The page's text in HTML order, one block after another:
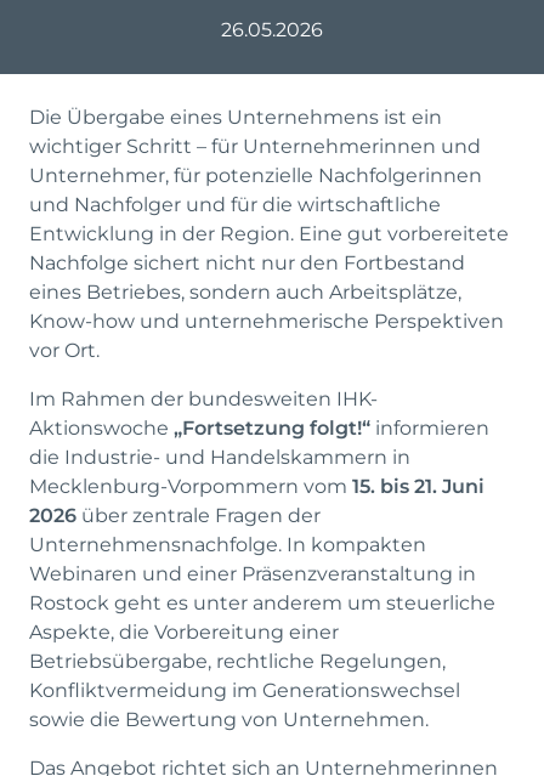
26.05.2026
Die Übergabe eines Unternehmens ist ein
wichtiger Schritt – für Unternehmerinnen und
Unternehmer, für potenzielle Nachfolgerinnen
und Nachfolger und für die wirtschaftliche
Entwicklung in der Region. Eine gut vorbereitete
Nachfolge sichert nicht nur den Fortbestand
eines Betriebes, sondern auch Arbeitsplätze,
Know-how und unternehmerische Perspektiven
vor Ort.
Im Rahmen der bundesweiten IHK-
Aktionswoche „Fortsetzung folgt!“ informieren
die Industrie- und Handelskammern in
Mecklenburg-Vorpommern vom 15. bis 21. Juni
2026 über zentrale Fragen der
Unternehmensnachfolge. In kompakten
Webinaren und einer Präsenzveranstaltung in
Rostock geht es unter anderem um steuerliche
Aspekte, die Vorbereitung einer
Betriebsübergabe, rechtliche Regelungen,
Konfliktvermeidung im Generationswechsel
sowie die Bewertung von Unternehmen.
Das Angebot richtet sich an Unternehmerinnen